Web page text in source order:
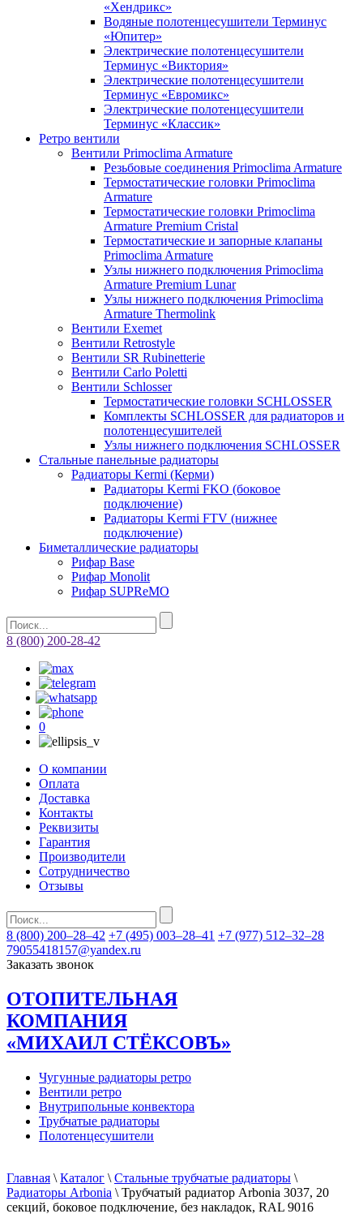
«Хендрикс»
Водяные полотенцесушители Терминус
«Юпитер»
Электрические полотенцесушители
Терминус «Виктория»
Электрические полотенцесушители
Терминус «Евромикс»
Электрические полотенцесушители
Терминус «Классик»
Ретро вентили
Вентили Primoclima Armature
Резьбовые соединения Primoclima Armature
Термостатические головки Primoclima
Armature
Термостатические головки Primoclima
Armature Premium Cristal
Термостатические и запорные клапаны
Primoclima Armature
Узлы нижнего подключения Primoclima
Armature Premium Lunar
Узлы нижнего подключения Primoclima
Armature Thermolink
Вентили Exemet
Вентили Retrostyle
Вентили SR Rubinetterie
Вентили Carlo Poletti
Вентили Schlosser
Термостатические головки SCHLOSSER
Комплекты SCHLOSSER для радиаторов и
полотенцесушителей
Узлы нижнего подключения SCHLOSSER
Стальные панельные радиаторы
Радиаторы Kermi (Керми)
Радиаторы Kermi FKO (боковое
подключение)
Радиаторы Kermi FTV (нижнее
подключение)
Биметаллические радиаторы
Рифар Base
Рифар Monolit
Рифар SUPReMO
8 (800) 200-28-42
0
О компании
Оплата
Доставка
Контакты
Реквизиты
Гарантия
Производители
Сотрудничество
Отзывы
8 (800) 200–28–42 +7 (495) 003–28–41 +7 (977) 512–32–28
79055418157@yandex.ru
Заказать звонок
ОТОПИТЕЛЬНАЯ
КОМПАНИЯ
«МИХАИЛ СТЁКСОВЪ»
Чугунные радиаторы ретро
Вентили ретро
Внутрипольные конвектора
Трубчатые радиаторы
Полотенцесушители
Главная \ Каталог \ Стальные трубчатые радиаторы \
Радиаторы Arbonia \ Трубчатый радиатор Arbonia 3037, 20
секций, боковое подключение, без накладок, RAL 9016